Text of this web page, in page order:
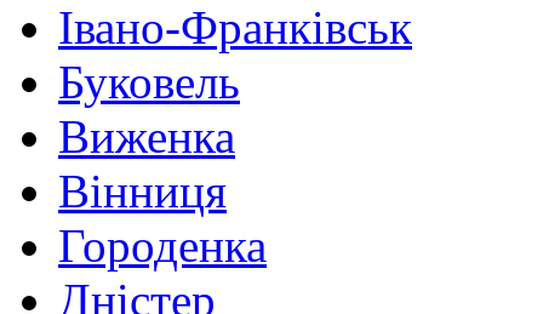
Івано-Франківськ
Буковель
Виженка
Вінниця
Городенка
Дністер